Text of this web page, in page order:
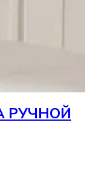
РУЧНОЙ